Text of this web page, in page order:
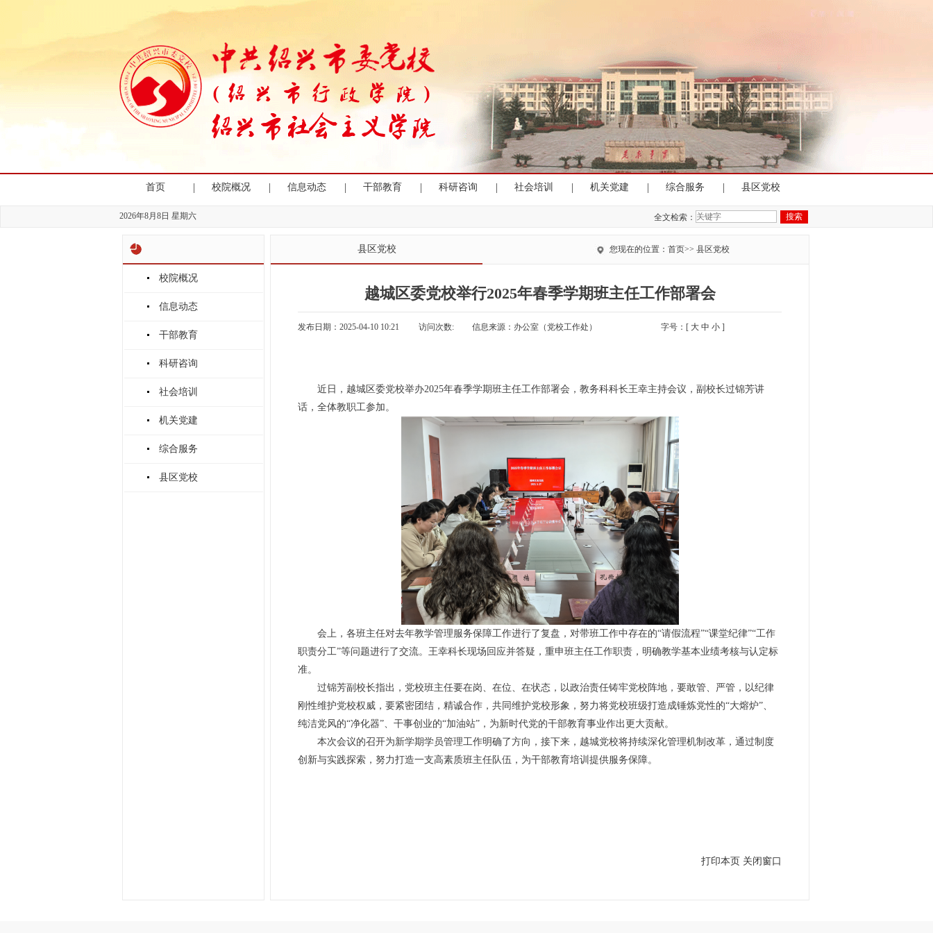
首页 | 校院概况 | 信息动态 | 干部教育 | 科研咨询 | 社会培训 | 机关党建 | 综合服务 | 县区党校
2026年8月8日 星期六 全文检索：
校院概况
信息动态
干部教育
科研咨询
社会培训
机关党建
综合服务
县区党校
县区党校 您现在的位置： 首页>> 县区党校
越城区委党校举行2025年春季学期班主任工作部署会
发布日期：2025-04-10 10:21 访问次数: 信息来源：办公室（党校工作处） 字号：[ 大 中 小 ]
近日，越城区委党校举办2025年春季学期班主任工作部署会，教务科科长王幸主持会议，副校长过锦芳讲
话，全体教职工参加。
会上，各班主任对去年教学管理服务保障工作进行了复盘，对带班工作中存在的“请假流程”“课堂纪律”“工作
职责分工”等问题进行了交流。王幸科长现场回应并答疑，重申班主任工作职责，明确教学基本业绩考核与认定标
准。
过锦芳副校长指出，党校班主任要在岗、在位、在状态，以政治责任铸牢党校阵地，要敢管、严管，以纪律
刚性维护党校权威，要紧密团结，精诚合作，共同维护党校形象，努力将党校班级打造成锤炼党性的“大熔炉”、
纯洁党风的“净化器”、干事创业的“加油站”，为新时代党的干部教育事业作出更大贡献。
本次会议的召开为新学期学员管理工作明确了方向，接下来，越城党校将持续深化管理机制改革，通过制度
创新与实践探索，努力打造一支高素质班主任队伍，为干部教育培训提供服务保障。
打印本页 关闭窗口